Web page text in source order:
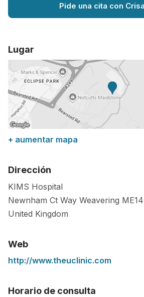
Pide una cita con
Lugar
+ aumentar mapa
Dirección
KIMS Hospital
Newnham Ct Way Weavering
United Kingdom
Web
http://www.theuclinic.com
Horario de consulta